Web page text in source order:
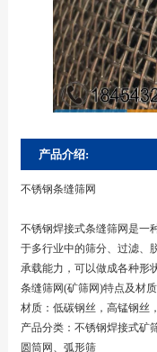
产品介绍:
不锈钢条缝筛网
不锈钢焊接式条缝筛网是一
于多行业中的筛分、过滤、
承载能力，可以做成各种形
条缝筛网(矿筛网)特点及材
材质：低碳钢丝，高锰钢丝
产品分类：不锈钢焊接式矿
圆筒网、弧形筛